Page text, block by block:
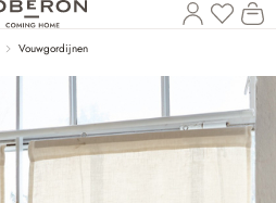
Vouwgordijnen